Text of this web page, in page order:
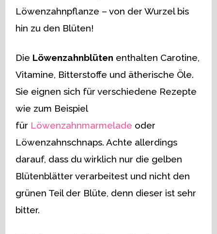
Löwenzahnpflanze – von der Wurzel bis
hin zu den Blüten!
Die Löwenzahnblüten enthalten Carotine,
Vitamine, Bitterstoffe und ätherische Öle.
Sie eignen sich für verschiedene Rezepte
wie zum Beispiel
für Löwenzahnmarmelade oder
Löwenzahnschnaps. Achte allerdings
darauf, dass du wirklich nur die gelben
Blütenblätter verarbeitest und nicht den
grünen Teil der Blüte, denn dieser ist sehr
bitter.